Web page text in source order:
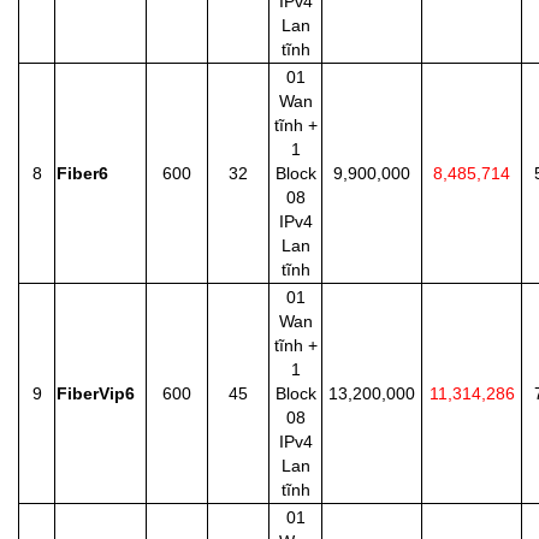
Lan
tĩnh
8 Fiber6 600 32
01
Wan
tĩnh +
1
Block
08
IPv4
Lan
tĩnh
9,900,000 8,485,714
9 FiberVip6 600 45
01
Wan
tĩnh +
1
Block
08
IPv4
Lan
tĩnh
13,200,000 11,314,286
01